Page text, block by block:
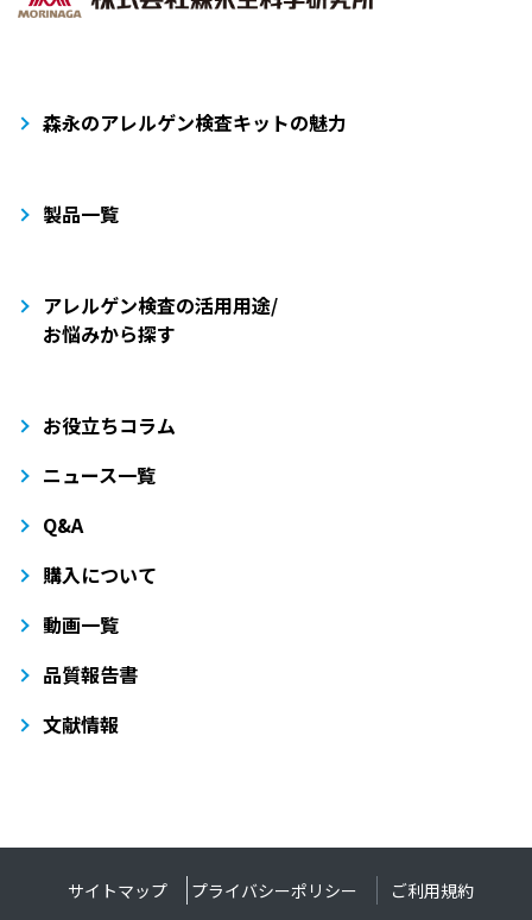
森永のアレルゲン検査キットの魅力
製品一覧
アレルゲン検査の活用用途/
お悩みから探す
お役立ちコラム
ニュース一覧
Q&A
購入について
動画一覧
品質報告書
文献情報
サイトマップ プライバシーポリシー ご利用規約